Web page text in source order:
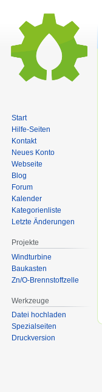
Start
Hilfe-Seiten
Kontakt
Neues Konto
Webseite
Blog
Forum
Kalender
Kategorienliste
Letzte Änderungen
Projekte
Windturbine
Baukasten
Zn/O-Brennstoffzelle
Werkzeuge
Datei hochladen
Spezialseiten
Druckversion